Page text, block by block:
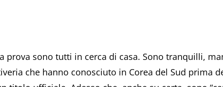
prova sono tutti in cerca di casa. Sono tranquilli,
che hanno conosciuto in Corea del Sud prima